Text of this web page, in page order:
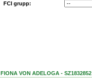
FCI grupp:
FIONA VON ADELOGA - SZ1832852